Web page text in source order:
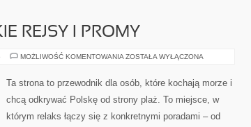
REJSY I PROMY
MOŻLIWOŚĆ KOMENTOWANIA TRANSATLANTYCKIE
PROMY
ZOSTAŁA WYŁĄCZONA
Ta strona to przewodnik dla osób, które kochają morze i
chcą odkrywać Polskę od strony plaż. To miejsce, w
którym relaks łączy się z konkretnymi poradami – od